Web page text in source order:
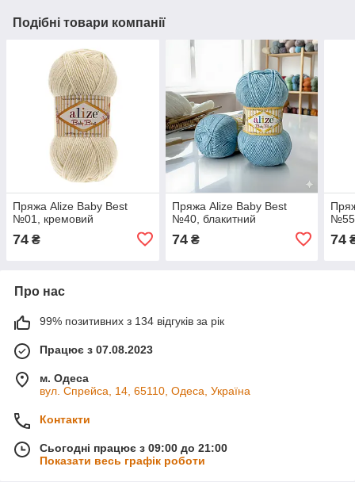
Подібні товари компанії
Пряжа Alize Baby Best
№01, кремовий
74 ₴
Пряжа Alize Baby Best
№40, блакитний
74₴ 74
Про нас
99% позитивних з 134 відгуків за рік
Працює з 07.08.2023
м. Одеса
вул. Спрейса, 14, 65110, Одеса, Україна
Контакти
Сьогодні працює з 09:00 до 21:00
Показати весь графік роботи